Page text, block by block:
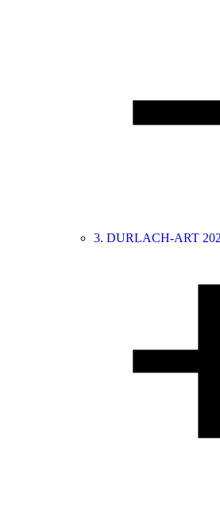
3. DURLACH-ART